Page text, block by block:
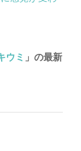
ウミ 」の最新